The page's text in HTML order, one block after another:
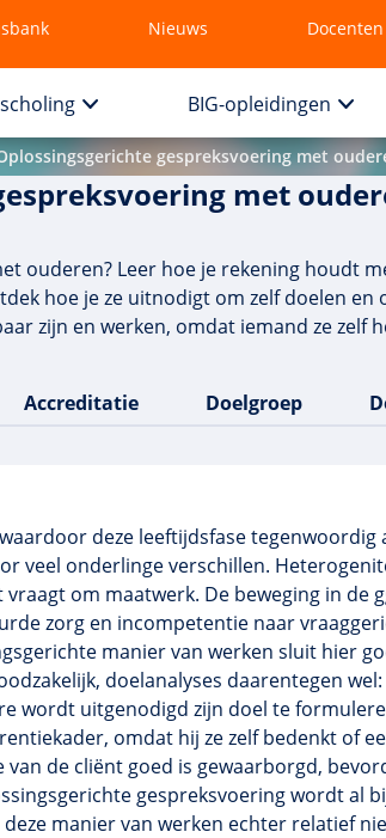
Nieuws Docenten
BIG-opleidingen
gespreksvoering met
met
ouderen? Leer hoe je rekening houdt
hoe je ze uitnodigt om zelf doelen
zijn en werken, omdat iemand ze zelf
Accreditatie Doelgroep
deze leeftijdsfase tegenwoordig
veel onderlinge verschillen.
om maatwerk. De beweging in de
zorg en incompetentie naar
manier van werken sluit hier
doelanalyses daarentegen
wordt uitgenodigd zijn doel te
omdat hij ze zelf bedenkt of
de cliënt goed is gewaarborgd,
gespreksvoering wordt al
manier van werken echter relatief